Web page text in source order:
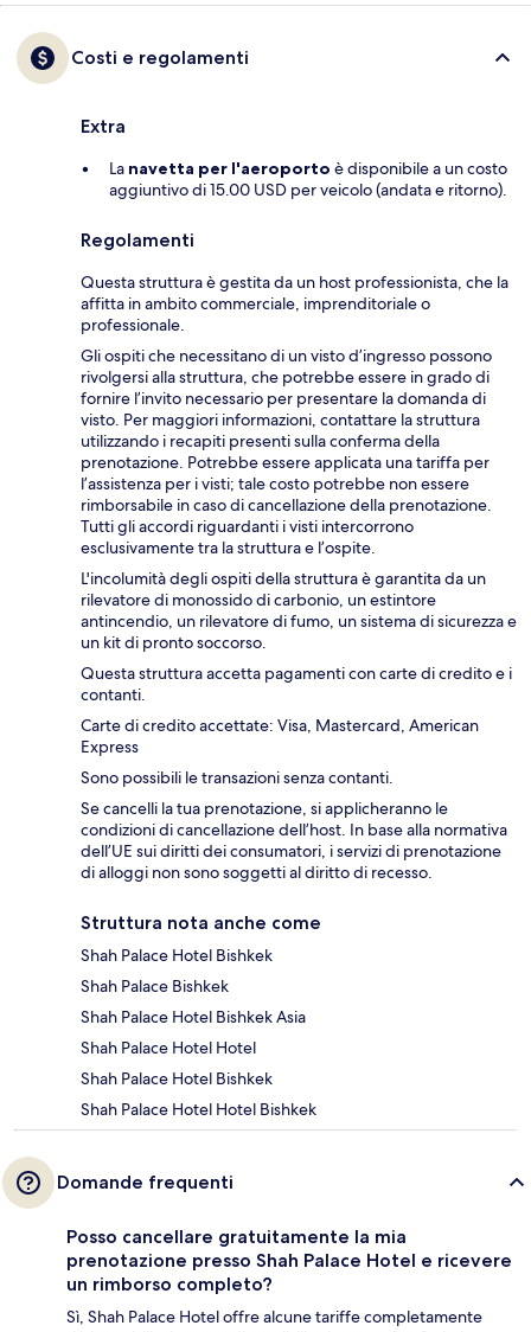
Costi e regolamenti
Extra
La navetta per l'aeroporto è disponibile a un costo
aggiuntivo di 15.00 USD per veicolo (andata e ritorno).
Regolamenti
Questa struttura è gestita da un host professionista, che la
affitta in ambito commerciale, imprenditoriale o
professionale.
Gli ospiti che necessitano di un visto d’ingresso possono
rivolgersi alla struttura, che potrebbe essere in grado di
fornire l’invito necessario per presentare la domanda di
visto. Per maggiori informazioni, contattare la struttura
utilizzando i recapiti presenti sulla conferma della
prenotazione. Potrebbe essere applicata una tariffa per
l’assistenza per i visti; tale costo potrebbe non essere
rimborsabile in caso di cancellazione della prenotazione.
Tutti gli accordi riguardanti i visti intercorrono
esclusivamente tra la struttura e l’ospite.
L'incolumità degli ospiti della struttura è garantita da un
rilevatore di monossido di carbonio, un estintore
antincendio, un rilevatore di fumo, un sistema di sicurezza e
un kit di pronto soccorso.
Questa struttura accetta pagamenti con carte di credito e i
contanti.
Carte di credito accettate: Visa, Mastercard, American
Express
Sono possibili le transazioni senza contanti.
Se cancelli la tua prenotazione, si applicheranno le
condizioni di cancellazione dell’host. In base alla normativa
dell’UE sui diritti dei consumatori, i servizi di prenotazione
di alloggi non sono soggetti al diritto di recesso.
Struttura nota anche come
Shah Palace Hotel Bishkek
Shah Palace Bishkek
Shah Palace Hotel Bishkek Asia
Shah Palace Hotel Hotel
Shah Palace Hotel Bishkek
Shah Palace Hotel Hotel Bishkek
Domande frequenti
Posso cancellare gratuitamente la mia
prenotazione presso Shah Palace Hotel e ricevere
un rimborso completo?
Sì, Shah Palace Hotel offre alcune tariffe completamente